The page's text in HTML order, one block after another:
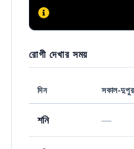
রোগী দেখার সময়
দিন সকাল-দুপুর
শনি —